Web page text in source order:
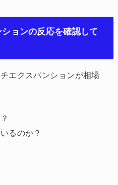
ョンの反応を確認して
エクスパンションが相場
るのか？